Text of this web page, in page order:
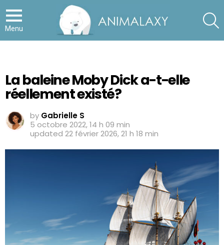
Menu
La baleine Moby Dick a-t-elle
réellement existé?
by Gabrielle S
5 octobre 2022, 14 h 09 min
updated 22 février 2026, 21 h 18 min